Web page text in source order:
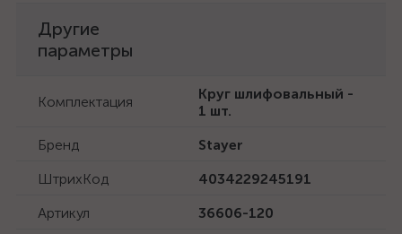
Другие
параметры
Комплектация
Круг шлифовальный -
1 шт.
Бренд
Stayer
ШтрихКод
4034229245191
Артикул
36606-120